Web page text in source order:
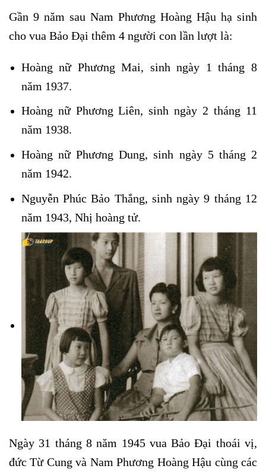
Gần 9 năm sau Nam Phương Hoàng Hậu hạ sinh
cho vua Bảo Đại thêm 4 người con lần lượt là:
Hoàng nữ Phương Mai, sinh ngày 1 tháng 8
năm 1937.
Hoàng nữ Phương Liên, sinh ngày 2 tháng 11
năm 1938.
Hoàng nữ Phương Dung, sinh ngày 5 tháng 2
năm 1942.
Nguyễn Phúc Bảo Thắng, sinh ngày 9 tháng 12
năm 1943, Nhị hoàng tử.
Ngày 31 tháng 8 năm 1945 vua Bảo Đại thoái vị,
đức Từ Cung và Nam Phương Hoàng Hậu cùng các